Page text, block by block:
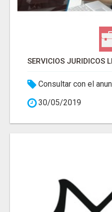
SERVICIOS JURIDICOS
Consultar con el
30/05/2019